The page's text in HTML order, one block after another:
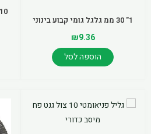
1" 30 ממ גלגל גומי קבוע בינוני
₪9.36
הוספה לסל